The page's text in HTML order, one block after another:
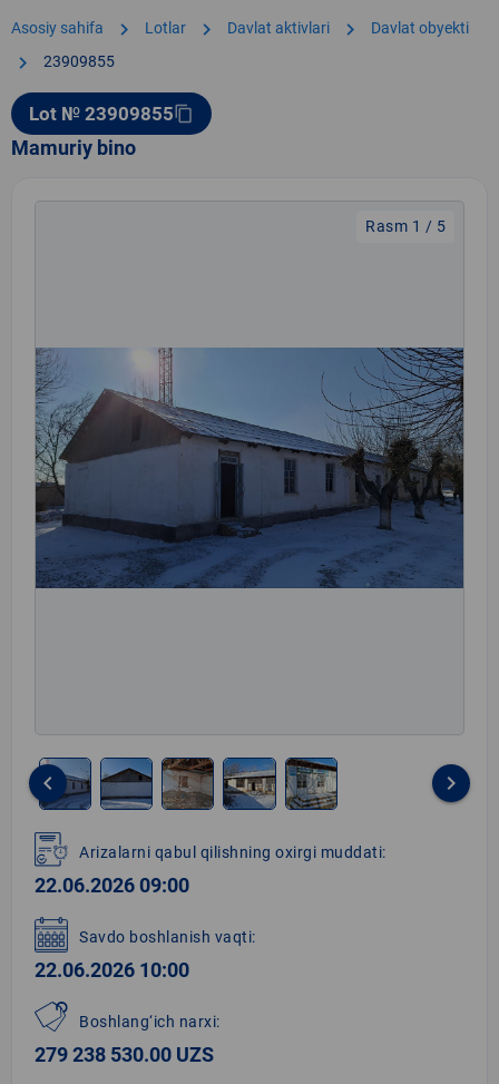
Asosiy sahifa chevron_right Lotlar chevron_right Davlat aktivlari chevron_right Davlat obyekti
chevron_right 23909855
Lot № 23909855content_copy
Mamuriy bino
Rasm 1 / 5
1
of
5
keyboard_arrow_left keyboard_arrow_right
Arizalarni qabul qilishning oxirgi muddati:
22.06.2026 09:00
Savdo boshlanish vaqti:
22.06.2026 10:00
Boshlang‘ich narxi:
279 238 530.00 UZS